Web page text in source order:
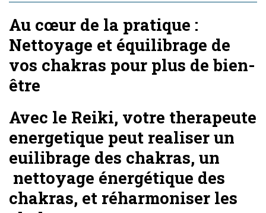
Au cœur de la pratique :
Nettoyage et équilibrage de
vos chakras pour plus de bien-
être
Avec le Reiki, votre therapeute
energetique peut realiser un
euilibrage des chakras, un
nettoyage énergétique des
chakras, et réharmoniser les